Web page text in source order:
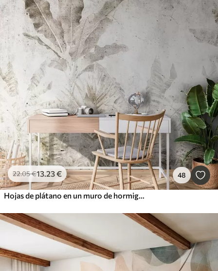
22.05€13.23€ 48
Hojas de plátano en un muro de hormigón